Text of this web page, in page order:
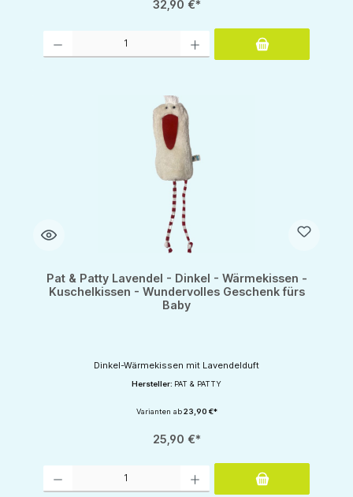
32,90 €*
Pat & Patty Lavendel - Dinkel - Wärmekissen -
Kuschelkissen - Wundervolles Geschenk fürs
Baby
Dinkel-Wärmekissen mit Lavendelduft
Hersteller: PAT & PATTY
Varianten ab23,90 €*
25,90 €*